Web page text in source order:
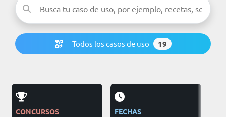
Todos los casos de uso 19
CONCURSOS FECHAS